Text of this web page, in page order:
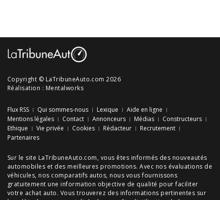
Copyright © LaTribuneAuto.com 2026
Réalisation : Mentalworks
Flux RSS Qui sommes-nous Lexique
Aide en ligne
Mentions légales
Contact Annonceurs Médias
Constructeurs
Ethique
Vie privée Cookies Rédacteur
Recrutement
Partenaires
Sur le site LaTribuneAuto.com, vous êtes informés des nouveautés
automobiles et des meilleures promotions. Avec nos évaluations de
véhicules, nos comparatifs autos, nous vous fournissons
gratuitement une information objective de qualité pour faciliter
votre achat auto. Vous trouverez des informations pertinentes sur